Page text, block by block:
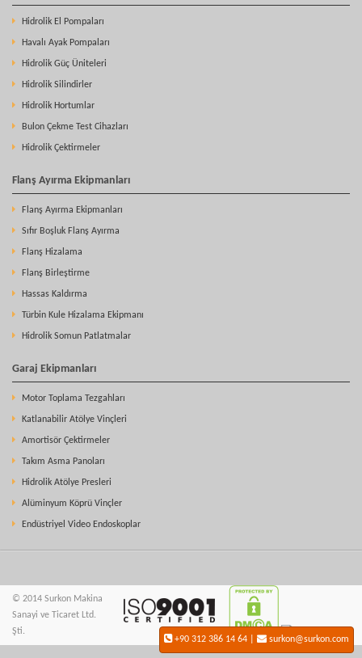
+90 312 386 14 64 | surkon@surkon.com
Hidrolik El Pompaları
Havalı Ayak Pompaları
Hidrolik Güç Üniteleri
Hidrolik Silindirler
Hidrolik Hortumlar
Bulon Çekme Test Cihazları
Hidrolik Çektirmeler
Flanş Ayırma Ekipmanları
Flanş Ayırma Ekipmanları
Sıfır Boşluk Flanş Ayırma
Flanş Hizalama
Flanş Birleştirme
Hassas Kaldırma
Türbin Kule Hizalama Ekipmanı
Hidrolik Somun Patlatmalar
Garaj Ekipmanları
Motor Toplama Tezgahları
Katlanabilir Atölye Vinçleri
Amortisör Çektirmeler
Takım Asma Panoları
Hidrolik Atölye Presleri
Alüminyum Köprü Vinçler
Endüstriyel Video Endoskoplar
© 2014 Surkon Makina
Sanayi ve Ticaret Ltd.
Şti.